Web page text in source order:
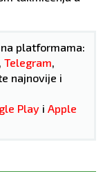
platformama:
Telegram
najnovije i
Play i Apple